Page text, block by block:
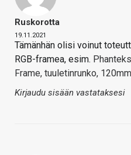
Ruskorotta
19.11.2021
Tämänhän olisi voinut
RGB-framea, esim.
Frame, tuuletinrunko,
Kirjaudu sisään vastataksesi